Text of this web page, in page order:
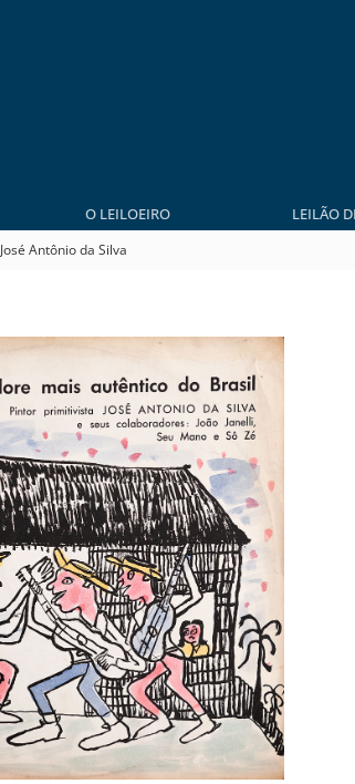
O LEILOEIRO LEILÃO
José Antônio da Silva